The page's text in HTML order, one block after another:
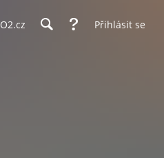
O2.cz Přihlásit se